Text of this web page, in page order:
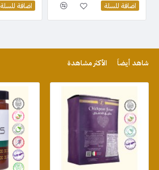
اضافة للسلة اضافة للسلة
شاهد أيضاً الأكثر مشاهدة